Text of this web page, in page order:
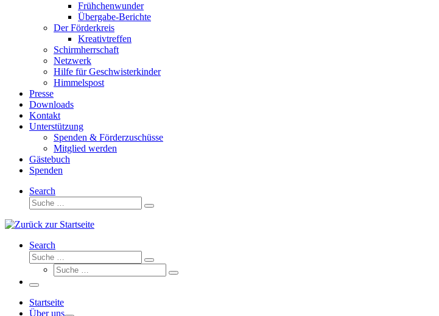
Frühchenwunder
Übergabe-Berichte
Der Förderkreis
Kreativtreffen
Schirmherrschaft
Netzwerk
Hilfe für Geschwisterkinder
Himmelspost
Presse
Downloads
Kontakt
Unterstützung
Spenden & Förderzuschüsse
Mitglied werden
Gästebuch
Spenden
Search
Suche
Suche
Search
Suche
Suche
Suche
Suche
Menü
Startseite
Über uns